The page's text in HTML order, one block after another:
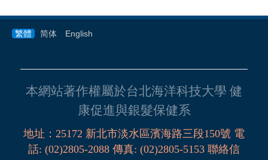
繁體 简体 English
本網站著作權屬於台北海洋科技大學 健
康促進與銀髮保健系
地址： 25172 新北市淡水區濱海路三段150號 電
話: (02)2805-2088 傳真: (02)2805-5153 聯絡信